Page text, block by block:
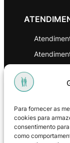
Para fornecer as
cookies para
consentimento
como
Política
Política